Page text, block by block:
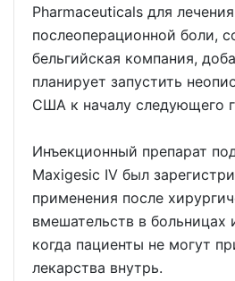
Pharmaceuticals для лечения
послеоперационной боли,
бельгийская компания,
планирует запустить
США к началу следующего
Инъекционный препарат
Maxigesic IV был
применения после
вмешательств в больницах
когда пациенты не могут
лекарства внутрь.